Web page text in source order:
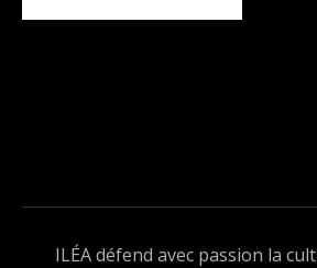
ILÉA défend avec passion la